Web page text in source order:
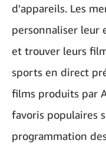
d'appareils. Les
personnaliser leur
et trouver leurs
sports en direct
films produits par
favoris populaires
programmation